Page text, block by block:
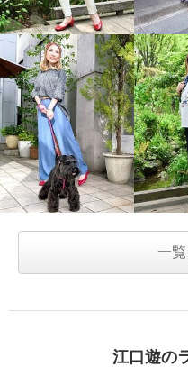
一
江口遊の